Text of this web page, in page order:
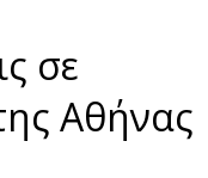
σε
Αθήνας